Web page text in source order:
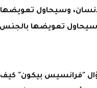
وسيحاول تعويضها
تعويضها بالجنس
"فرانسيس بيكون" كيف